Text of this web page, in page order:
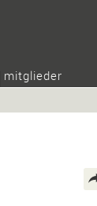
mitglieder